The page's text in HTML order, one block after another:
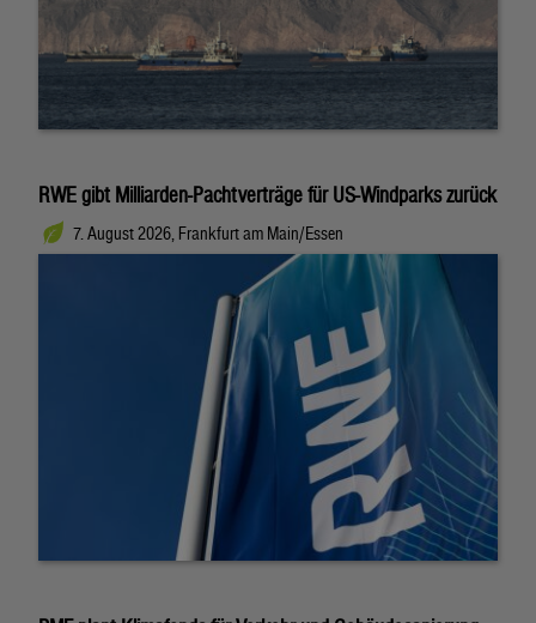
RWE gibt Milliarden-Pachtverträge für US-Windparks zurück
7. August 2026, Frankfurt am Main/Essen